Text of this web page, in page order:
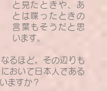
と見たときや、あ
とは喋ったときの
言葉もそうだと思
います。
なるほど。その辺りも
おいて日本人である
ますか？